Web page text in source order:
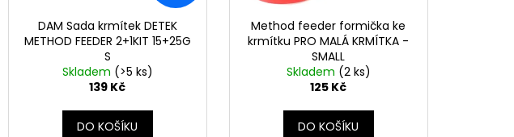
DAM Sada krmítek DETEK
METHOD FEEDER 2+1KIT 15+25G
S
Skladem (>5 ks)
139 Kč
DO KOŠÍKU
Method feeder formička ke
krmítku PRO MALÁ KRMÍTKA -
SMALL
Skladem (2 ks)
125 Kč
DO KOŠÍKU